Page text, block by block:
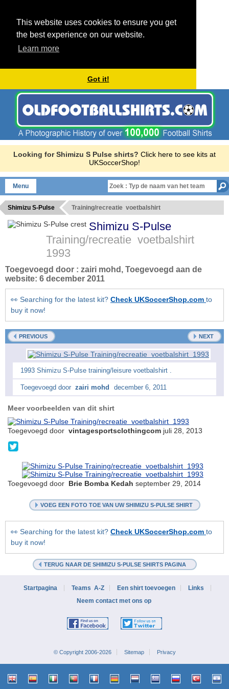
This website uses cookies to ensure you get
the best experience on our website.
Learn more
Got it!
Looking for Shimizu S Pulse shirts? Click here to see kits at
UKSoccerShop!
Menu
Shimizu S-Pulse Training/recreatie voetbalshirt
Shimizu S-Pulse
Training/recreatie voetbalshirt
1993
Toegevoegd door : zairi mohd , Toegevoegd aan de
website: 6 december 2011
👀 Searching for the latest kit? Check UKSoccerShop.com to
buy it now!
PREVIOUS NEXT
1993 Shimizu S-Pulse training/leisure voetbalshirt .
Toegevoegd door zairi mohd december 6, 2011
Meer voorbeelden van dit shirt
Toegevoegd door vintagesportsclothingcom juli 28, 2013
Toegevoegd door Brie Bomba Kedah september 29, 2014
VOEG EEN FOTO TOE VAN UW SHIMIZU S-PULSE SHIRT
👀 Searching for the latest kit? Check UKSoccerShop.com to
buy it now!
TERUG NAAR DE SHIMIZU S-PULSE SHIRTS PAGINA
Startpagina Teams A-Z Een shirt toevoegen
Links
Neem contact met ons op
© Copyright 2006-2026 Sitemap Privacy